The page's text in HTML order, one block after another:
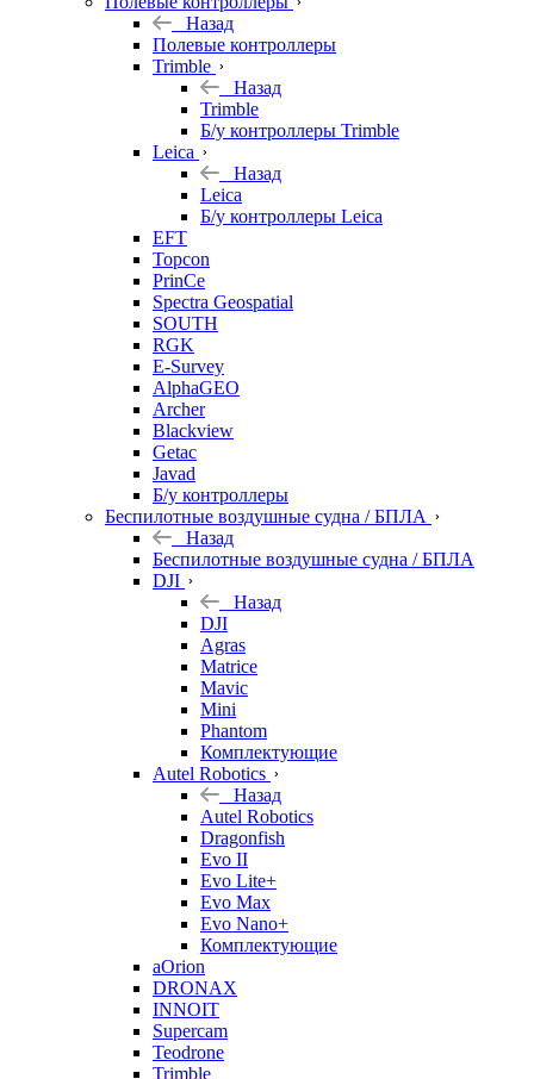
Назад
Полевые контроллеры
Trimble
Назад
Trimble
Б/у контроллеры Trimble
Leica
Назад
Leica
Б/у контроллеры Leica
EFT
Topcon
PrinCe
Spectra Geospatial
SOUTH
RGK
E-Survey
AlphaGEO
Archer
Blackview
Getac
Javad
Б/у контроллеры
Беспилотные воздушные судна / БПЛА
Назад
Беспилотные воздушные судна / БПЛА
DJI
Назад
DJI
Agras
Matrice
Mavic
Mini
Phantom
Комплектующие
Autel Robotics
Назад
Autel Robotics
Dragonfish
Evo II
Evo Lite+
Evo Max
Evo Nano+
Комплектующие
aOrion
DRONAX
INNOIT
Supercam
Teodrone
Trimble